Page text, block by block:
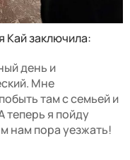
Кай заключила:
день и
Мне
там с семьей и
теперь я пойду
нам пора уезжать!